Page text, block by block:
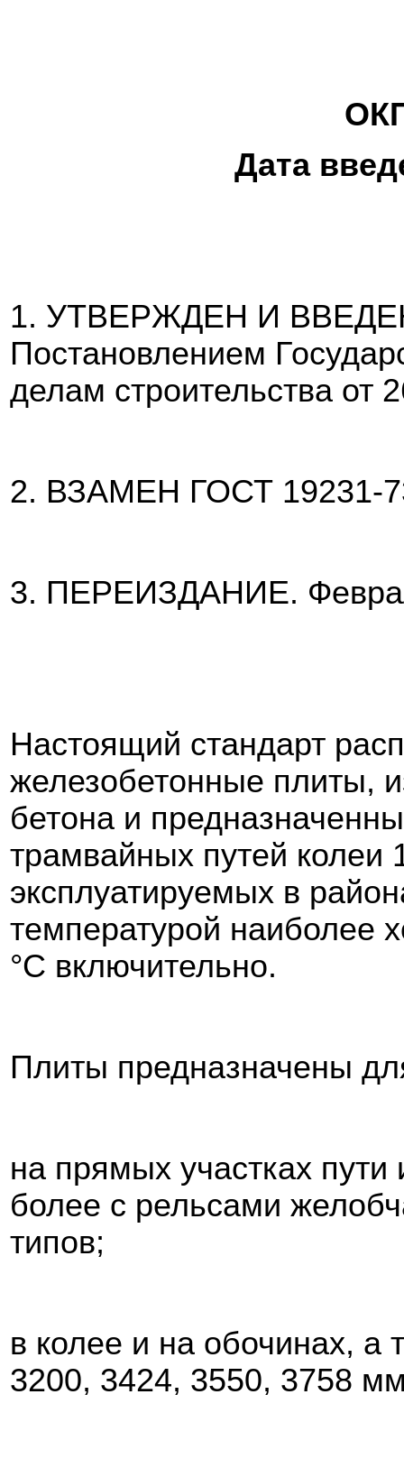
Дата
1. УТВЕРЖДЕН И
Постановлением
делам строительства от
2. ВЗАМЕН ГОСТ 19231-
3. ПЕРЕИЗДАНИЕ.
Настоящий стандарт
железобетонные плиты,
бетона и
трамвайных путей
эксплуатируемых в
температурой наиболее
°С включительно.
Плиты предназначены
на прямых участках
более с рельсами
типов;
в колее и на обочинах, а
3200, 3424, 3550, 3758